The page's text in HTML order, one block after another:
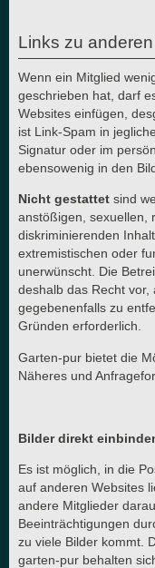
Links zu
Wenn ein Mitglied
geschrieben hat, darf
Websites einfügen,
ist Link-Spam in
Signatur oder im
ebensowenig in den
Nicht gestattet sind
anstößigen, sexuellen,
diskriminierenden
extremistischen oder
unerwünscht. Die
deshalb das Recht
gegebenenfalls zu
Gründen erforderlich.
Garten-pur bietet die
Näheres und
Bilder direkt
Es ist möglich, in die
auf anderen Websites
andere Mitglieder
Beeinträchtigungen
zu viele Bilder kommt.
garten-pur behalten